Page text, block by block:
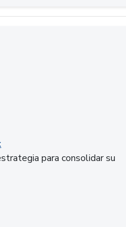
para consolidar su